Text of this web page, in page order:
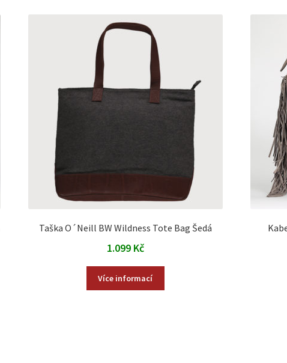
Taška O´Neill BW Wildness Tote Bag Šedá
1.099 Kč
Více informací